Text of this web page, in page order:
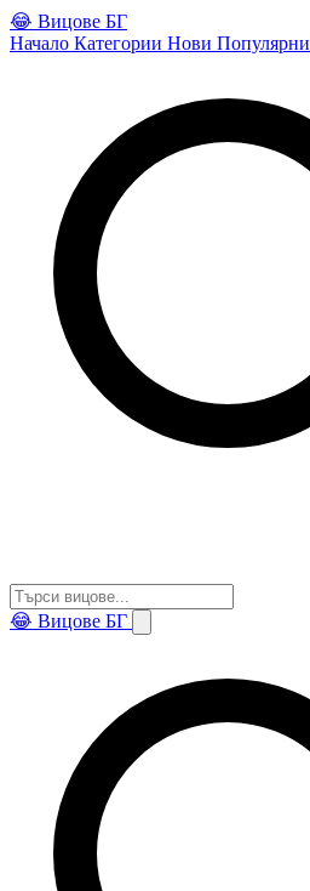
😂 Вицове БГ
Начало Категории Нови Популярни
😂 Вицове БГ